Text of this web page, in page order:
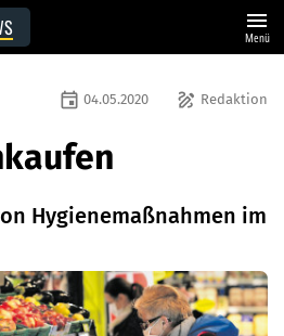
menu
Menü
draw Redaktion
event 04.05.2020
Hygienemaßnahmen im